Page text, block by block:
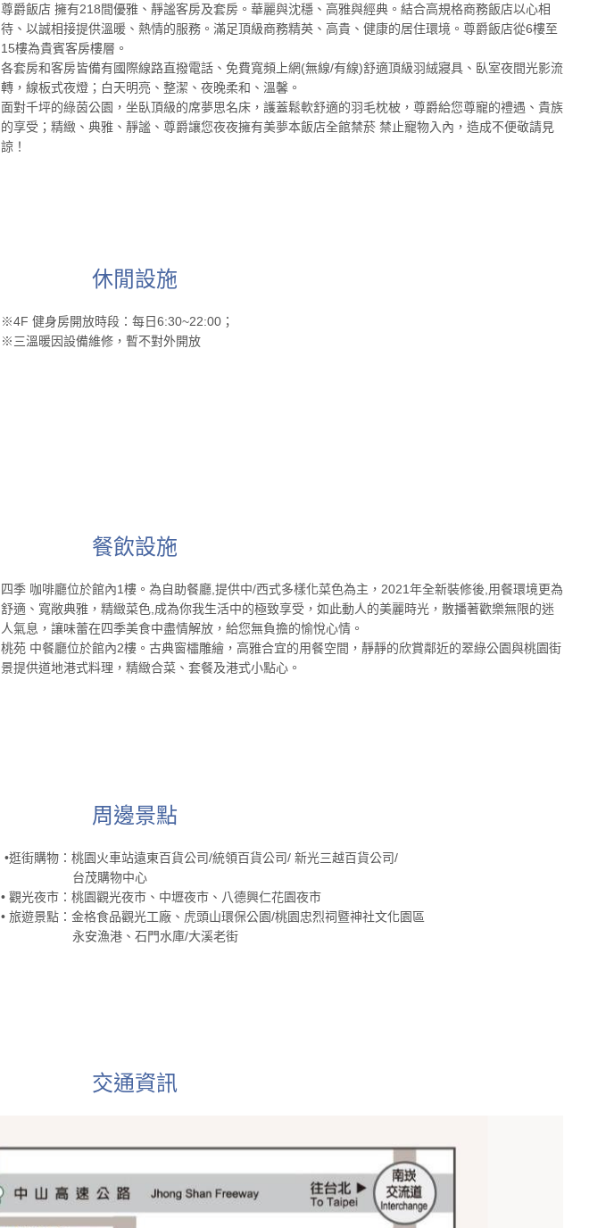
尊爵飯店 擁有218間優雅、靜謐客房及套房。華麗與沈穩、高雅與經典。結合高規格商務飯店以心相
待、以誠相接提供溫暖、熱情的服務。滿足頂級商務精英、高貴、健康的居住環境。尊爵飯店從6樓至
15樓為貴賓客房樓層。
各套房和客房皆備有國際線路直撥電話、免費寬頻上網(無線/有線)舒適頂級羽絨寢具、臥室夜間光影流
轉，線板式夜燈；白天明亮、整潔、夜晚柔和、溫馨。
面對千坪的綠茵公園，坐臥頂級的席夢思名床，護蓋鬆軟舒適的羽毛枕柀，尊爵給您尊寵的禮遇、貴族
的享受；精緻、典雅、靜謐、尊爵讓您夜夜擁有美夢本飯店全館禁菸 禁止寵物入內，造成不便敬請見
諒！
休閒設施
※4F 健身房開放時段：每日6:30~22:00；
※三溫暖因設備維修，暫不對外開放
餐飲設施
四季 咖啡廳位於館內1樓。為自助餐廳,提供中/西式多樣化菜色為主，2021年全新裝修後,用餐環境更為
舒適、寬敞典雅，精緻菜色,成為你我生活中的極致享受，如此動人的美麗時光，散播著歡樂無限的迷
人氣息，讓味蕾在四季美食中盡情解放，給您無負擔的愉悅心情。
桃苑 中餐廳位於館內2樓。古典窗櫺雕繪，高雅合宜的用餐空間，靜靜的欣賞鄰近的翠綠公園與桃園街
景提供道地港式料理，精緻合菜、套餐及港式小點心。
周邊景點
•逛街購物：桃園火車站遠東百貨公司/統領百貨公司/ 新光三越百貨公司/
台茂購物中心
• 觀光夜市：桃園觀光夜市、中壢夜市、八德興仁花園夜市
• 旅遊景點：金格食品觀光工廠、虎頭山環保公園/桃園忠烈祠暨神社文化園區
永安漁港、石門水庫/大溪老街
交通資訊